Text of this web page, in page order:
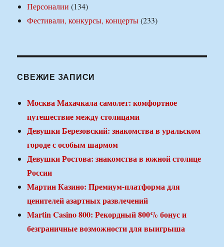
Персоналии (134)
Фестивали, конкурсы, концерты(233)
СВЕЖИЕ ЗАПИСИ
Москва Махачкала самолет: комфортное
путешествие между столицами
Девушки Березовский: знакомства в уральском
городе с особым шармом
Девушки Ростова: знакомства в южной столице
России
Мартин Казино: Премиум-платформа для
ценителей азартных развлечений
Martin Casino 800: Рекордный 800% бонус и
безграничные возможности для выигрыша